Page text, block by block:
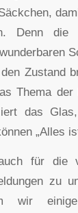
Denn die
Zustand
Thema der
das
„Alles
für die
zu
wir einige